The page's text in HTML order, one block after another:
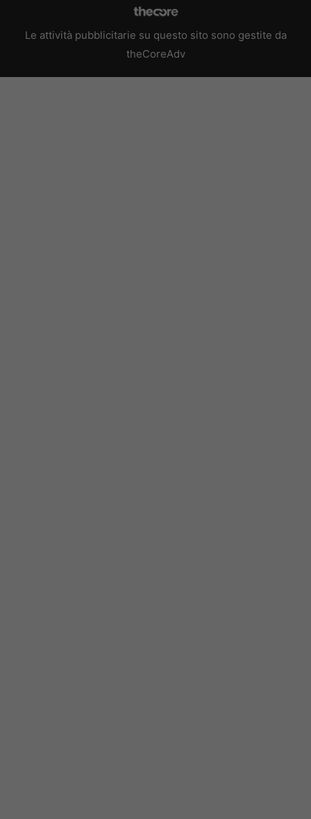
Le attività pubblicitarie su questo sito sono gestite da
theCoreAdv